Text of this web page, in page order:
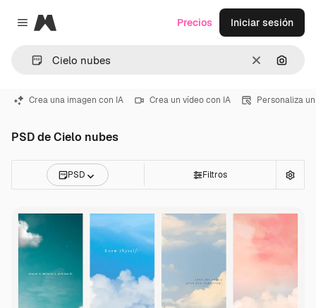
Close menu
Magnific
Borrar
Precios Iniciar sesión
Crea una imagen con IA Crea un vídeo con IA Personaliza
PSD de Cielo nubes
PSD Filtros